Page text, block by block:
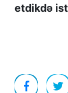
etdikdə